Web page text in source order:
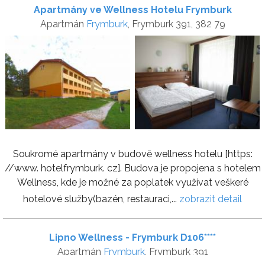
Apartmány ve Wellness Hotelu Frymburk
Apartmán Frymburk, Frymburk 391, 382 79
Soukromé apartmány v budově wellness hotelu [https:
//www. hotelfrymburk. cz]. Budova je propojena s hotelem
Wellness, kde je možné za poplatek využívat veškeré
hotelové služby(bazén, restauraci,... zobrazit detail
Lipno Wellness - Frymburk D106****
Apartmán Frymburk, Frymburk 391